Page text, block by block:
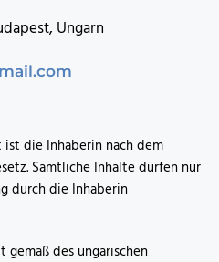
Ungarn
die Inhaberin nach dem
Sämtliche Inhalte dürfen nur
durch die Inhaberin
gemäß des ungarischen